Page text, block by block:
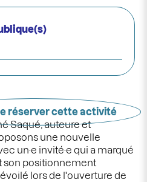
Saqué, auteure et
une nouvelle
un·e invité·e qui a marqué
son positionnement
lors de l'ouverture de
réserver cette activité